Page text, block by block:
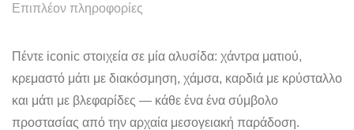
Επιπλέον πληροφορίες
Πέντε iconic στοιχεία σε μία αλυσίδα: χάντρα ματιού,
κρεμαστό μάτι με διακόσμηση, χάμσα, καρδιά με κρύσταλλο
και μάτι με βλεφαρίδες — κάθε ένα ένα σύμβολο
προστασίας από την αρχαία μεσογειακή παράδοση.